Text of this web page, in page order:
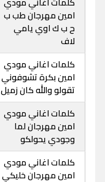
امين مهرجان طب ب
ح ب ك اوي يامي
لاف
كلمات اغاني مودي
امين بكرة تشوفوني
تقولو والله كان زميل
كلمات اغاني مودي
امين مهرجان لما
وجودي يحولكو
كلمات اغاني مودي
امين مهرجان خليكي